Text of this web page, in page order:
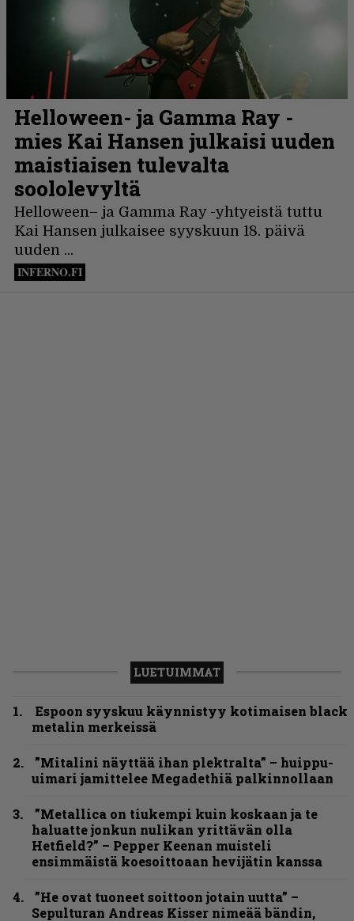
LUETUIMMAT
Espoon syyskuu käynnistyy kotimaisen black
metalin merkeissä
”Mitalini näyttää ihan plektralta” – huippu-
uimari jamittelee Megadethiä palkinnollaan
”Metallica on tiukempi kuin koskaan ja te
haluatte jonkun nulikan yrittävän olla
Hetfield?” – Pepper Keenan muisteli
ensimmäistä koesoittoaan hevijätin kanssa
”He ovat tuoneet soittoon jotain uutta” –
Sepulturan Andreas Kisser nimeää bändin,